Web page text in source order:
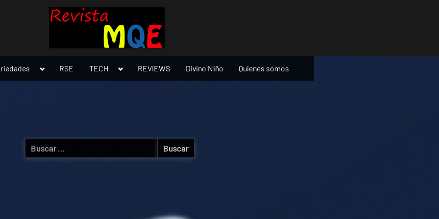
Toggle
menu
RSE TECH
Toggle
menu
REVIEWS Divino Niño Quienes somos
Buscar: